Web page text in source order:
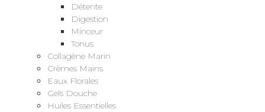
Détente
Digestion
Minceur
Tonus
Collagène Marin
Crèmes Mains
Eaux Florales
Gels Douche
Huiles Essentielles